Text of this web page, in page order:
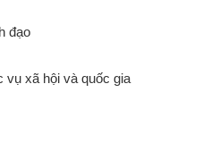
đạo
xã hội và quốc gia